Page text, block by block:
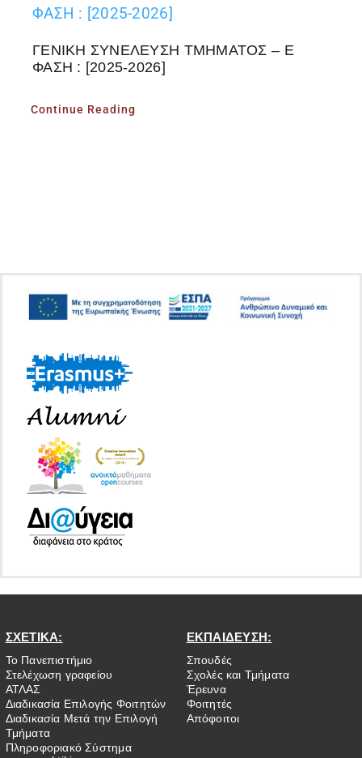
ΦΑΣΗ : [2025-2026]
ΓΕΝΙΚΗ ΣΥΝΕΛΕΥΣΗ ΤΜΗΜΑΤΟΣ – Ε
ΦΑΣΗ : [2025-2026]
Continue Reading
ΣΧΕΤΙΚΑ:
Το Πανεπιστήμιο
Στελέχωση γραφείου
ΑΤΛΑΣ
Διαδικασία Επιλογής Φοιτητών
Διαδικασία Μετά την Επιλογή
Τμήματα
Πληροφοριακό Σύστημα
ΕΚΠΑΙΔΕΥΣΗ:
Σπουδές
Σχολές και Τμήματα
Έρευνα
Φοιτητές
Απόφοιτοι